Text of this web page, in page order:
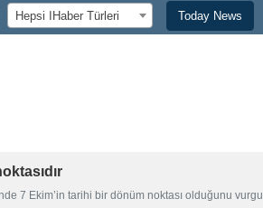
Hepsi اHaber Türleri Today News
7 Ekim’in tarihi bir dönüm noktası olduğunu